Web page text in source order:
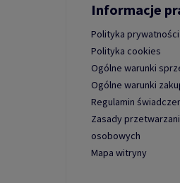
Informacje
Polityka prywatności
Polityka cookies
Ogólne warunki
Ogólne warunki
Regulamin
Zasady
osobowych
Mapa witryny